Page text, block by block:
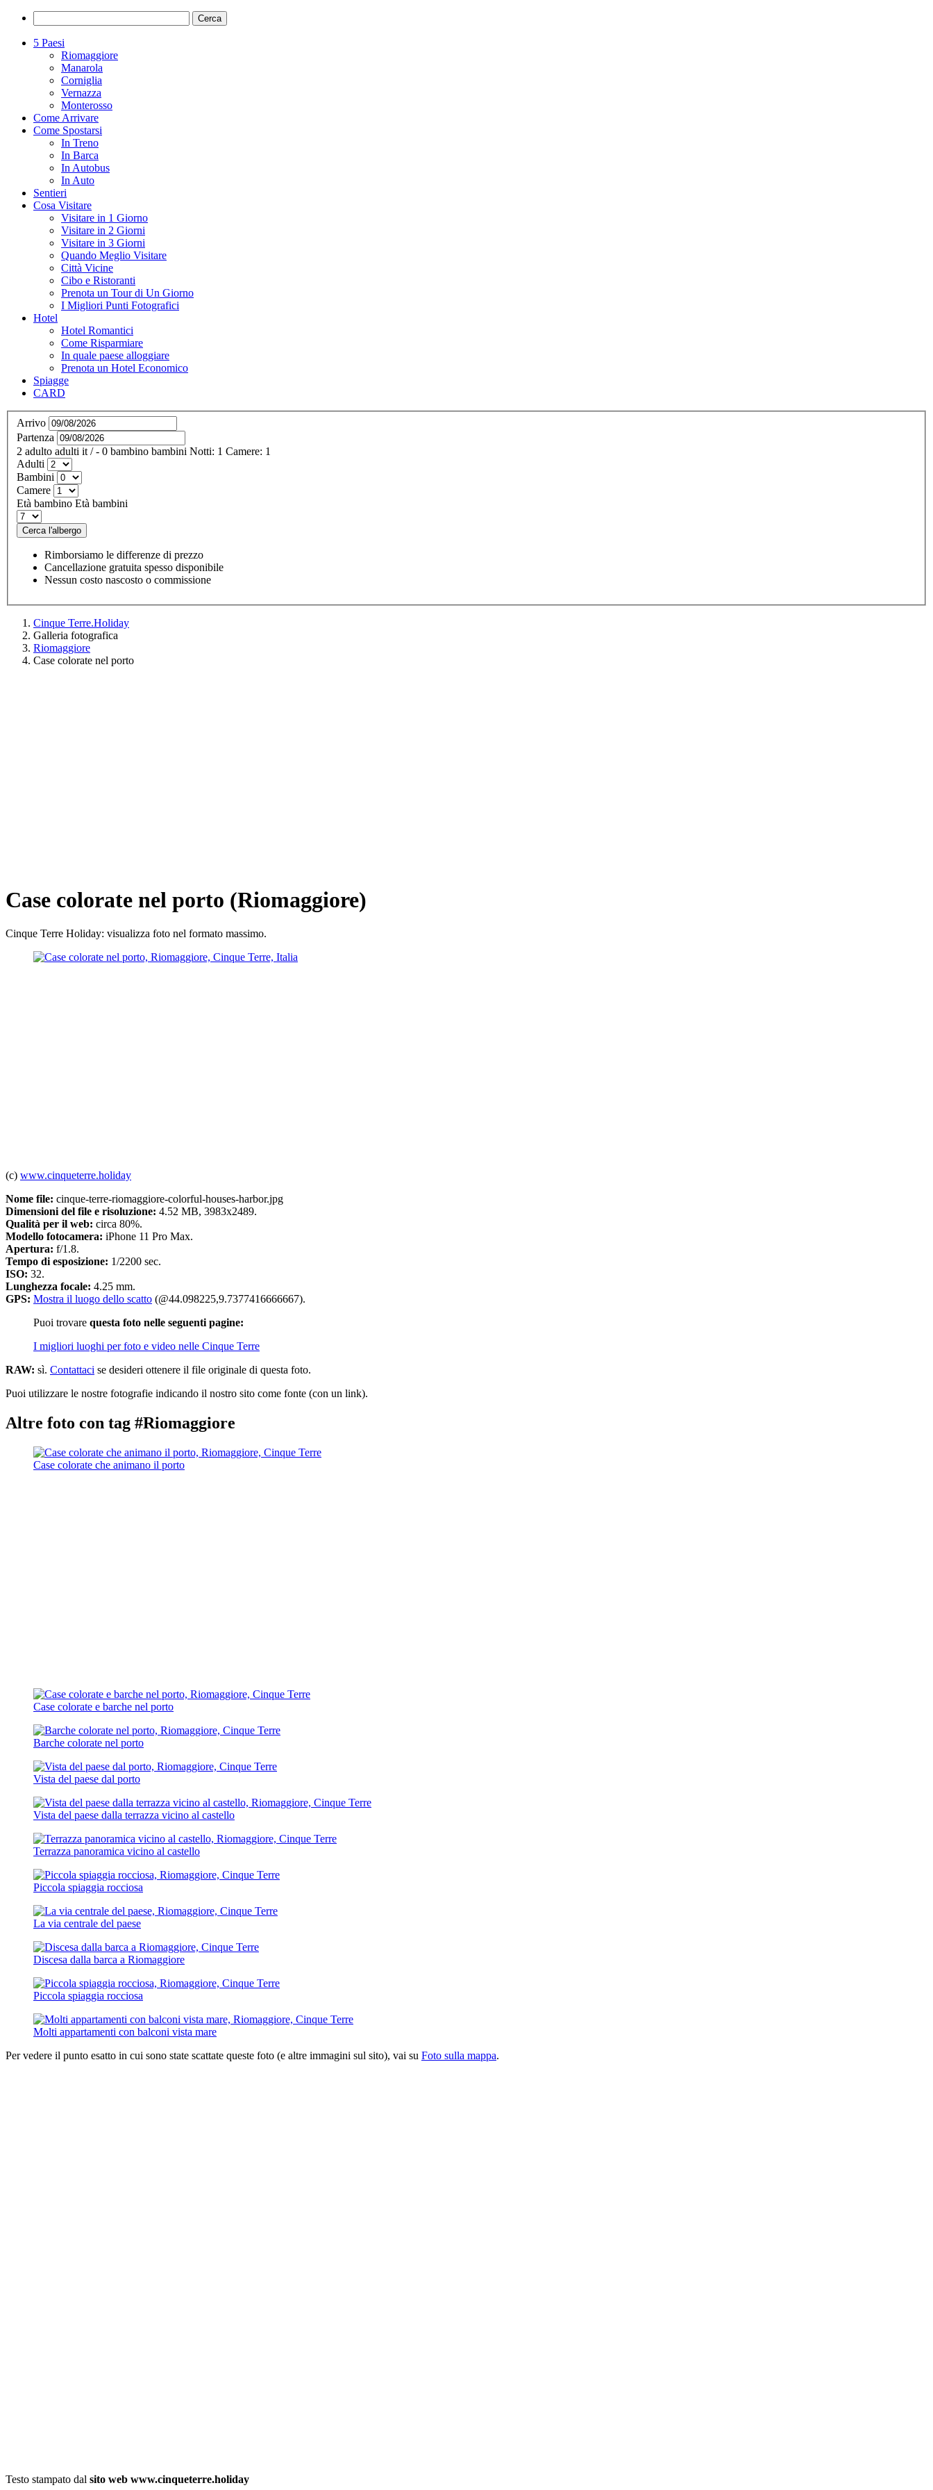
5 Paesi
Riomaggiore
Manarola
Corniglia
Vernazza
Monterosso
Come Arrivare
Come Spostarsi
In Treno
In Barca
In Autobus
In Auto
Sentieri
Cosa Visitare
Visitare in 1 Giorno
Visitare in 2 Giorni
Visitare in 3 Giorni
Quando Meglio Visitare
Città Vicine
Cibo e Ristoranti
Prenota un Tour di Un Giorno
I Migliori Punti Fotografici
Hotel
Hotel Romantici
Come Risparmiare
In quale paese alloggiare
Prenota un Hotel Economico
Spiagge
CARD
Arrivo
Partenza
2 adulto adulti it / - 0 bambino bambini Notti: 1 Camere: 1
Adulti
Bambini
Camere
Età bambino Età bambini
Cerca l'albergo
Rimborsiamo le differenze di prezzo
Cancellazione gratuita spesso disponibile
Nessun costo nascosto o commissione
Cinque Terre.Holiday
Galleria fotografica
Riomaggiore
Case colorate nel porto
Case colorate nel porto (Riomaggiore)
Cinque Terre Holiday: visualizza foto nel formato massimo.
(c) www.cinqueterre.holiday
Nome file: cinque-terre-riomaggiore-colorful-houses-harbor.jpg
Dimensioni del file e risoluzione: 4.52 MB, 3983x2489.
Qualità per il web: circa 80%.
Modello fotocamera: iPhone 11 Pro Max.
Apertura: f/1.8.
Tempo di esposizione: 1/2200 sec.
ISO: 32.
Lunghezza focale: 4.25 mm.
GPS: Mostra il luogo dello scatto (@44.098225,9.7377416666667).
Puoi trovare questa foto nelle seguenti pagine:
I migliori luoghi per foto e video nelle Cinque Terre
RAW: sì. Contattaci se desideri ottenere il file originale di questa foto.
Puoi utilizzare le nostre fotografie indicando il nostro sito come fonte (con un link).
Altre foto con tag #Riomaggiore
Case colorate che animano il porto
Case colorate e barche nel porto
Barche colorate nel porto
Vista del paese dal porto
Vista del paese dalla terrazza vicino al castello
Terrazza panoramica vicino al castello
Piccola spiaggia rocciosa
La via centrale del paese
Discesa dalla barca a Riomaggiore
Piccola spiaggia rocciosa
Molti appartamenti con balconi vista mare
Per vedere il punto esatto in cui sono state scattate queste foto (e altre immagini sul sito), vai su Foto sulla mappa.
Testo stampato dal sito web www.cinqueterre.holiday